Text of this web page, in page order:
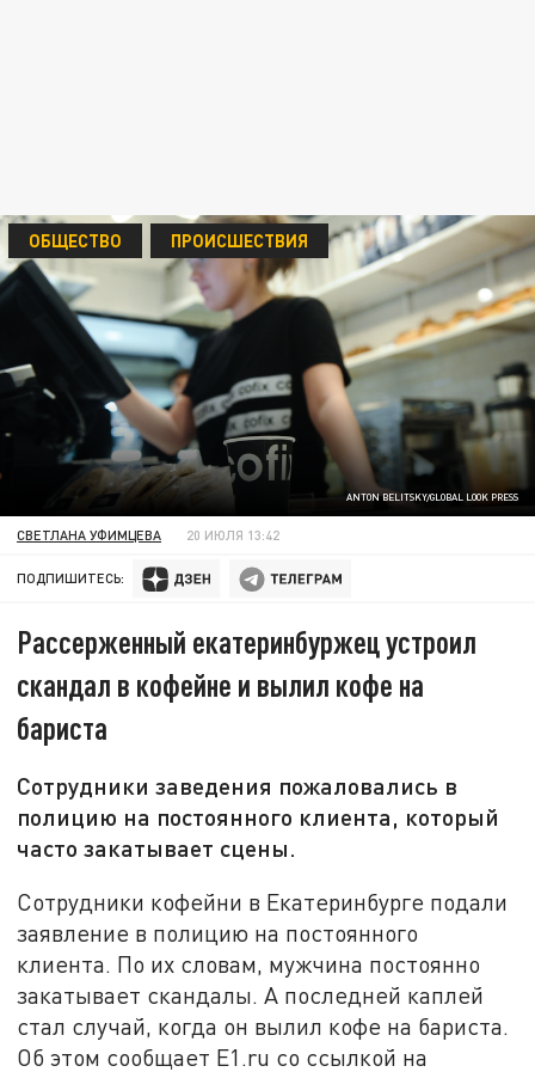
ANTON BELITSKY/GLOBAL LOOK PRESS
ОБЩЕСТВО ПРОИСШЕСТВИЯ
СВЕТЛАНА УФИМЦЕВА 20 ИЮЛЯ 13:42
ПОДПИШИТЕСЬ:
Рассерженный екатеринбуржец устроил
скандал в кофейне и вылил кофе на
бариста
Сотрудники заведения пожаловались в
полицию на постоянного клиента, который
часто закатывает сцены.
Сотрудники кофейни в Екатеринбурге подали
заявление в полицию на постоянного
клиента. По их словам, мужчина постоянно
закатывает скандалы. А последней каплей
стал случай, когда он вылил кофе на бариста.
Об этом сообщает E1.ru со ссылкой на